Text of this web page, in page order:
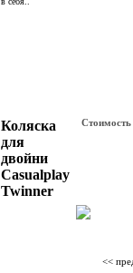
Коляска
для
двойни
Casualplay
Twinner
Стоимость
<<